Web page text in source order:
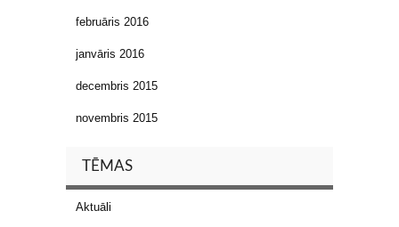
februāris 2016
janvāris 2016
decembris 2015
novembris 2015
TĒMAS
Aktuāli